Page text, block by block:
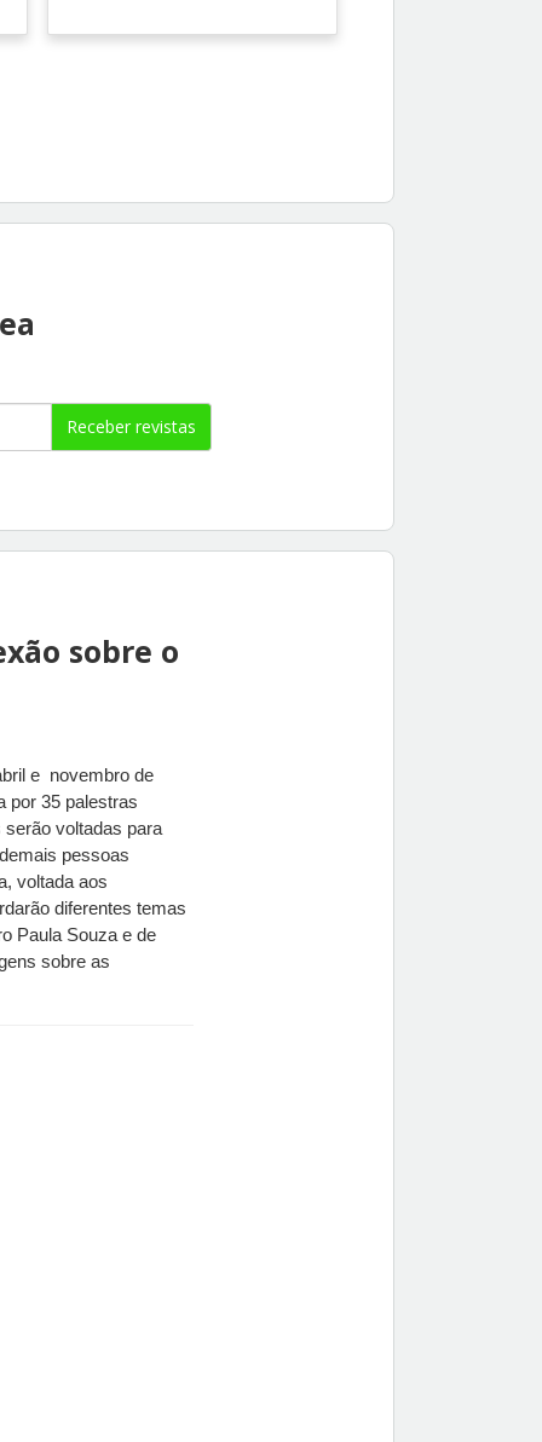
Receber revistas
sobre o
e  novembro de
por 35 palestras
voltadas para
pessoas
voltada aos
diferentes temas
Paula Souza e de
sobre as